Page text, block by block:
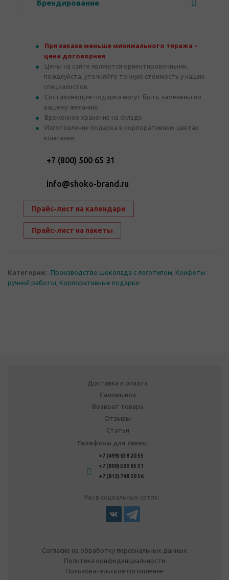
Брендирование
При заказе меньше минимального тиража -
цена договорная
Цены на сайте являются ориентировочными,
пожалуйста, уточняйте точную стоимость у наших
специалистов
Составляющие подарка могут быть заменены по
вашему желанию
Временное хранение на складе
Изготовление подарка в корпоративных цветах
компании
+7 (800) 500 65 31
info@shoko-brand.ru
Прайс-лист на календари
Прайс-лист на пакеты
Категории: Производство шоколада с логотипом, Конфеты
ручной работы, Корпоративные подарки
Доставка и оплата
Самовывоз
Возврат товара
Отзывы
Статьи
Телефоны для связи:
+7 (499) 638 20 55
+7 (800) 500 65 31
+7 (812) 748 20 56
Мы в социальных сетях:
Согласие на обработку персональных данных
Политика конфиденциальности
Пользовательское соглашение